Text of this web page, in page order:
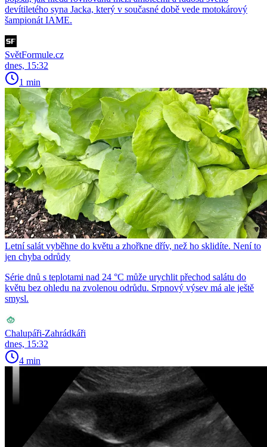
devítiletého syna Jacka, který v současné době vede motokárový
šampionát IAME.
SvětFormule.cz
dnes, 15:32
1 min
Letní salát vyběhne do květu a zhořkne dřív, než ho sklidíte. Není to
jen chyba odrůdy
Série dnů s teplotami nad 24 °C může urychlit přechod salátu do
květu bez ohledu na zvolenou odrůdu. Srpnový výsev má ale ještě
smysl.
Chalupáři-Zahrádkáři
dnes, 15:32
4 min